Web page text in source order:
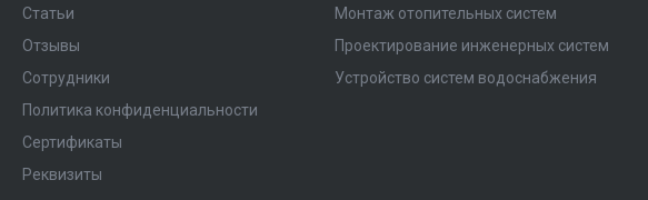
Статьи
Отзывы
Сотрудники
Политика конфиденциальности
Сертификаты
Реквизиты
Монтаж отопительных систем
Проектирование инженерных систем
Устройство систем водоснабжения